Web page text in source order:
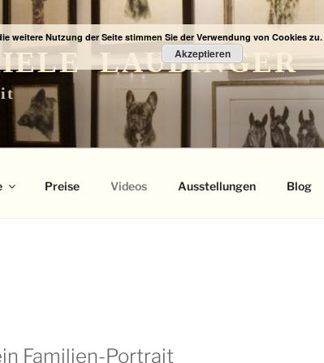
LAUBINGER
Preise Videos Ausstellungen Blog
Familien-Portrait
weitere Nutzung der Seite stimmen Sie der Verwendung von Cookies zu.
Akzeptieren